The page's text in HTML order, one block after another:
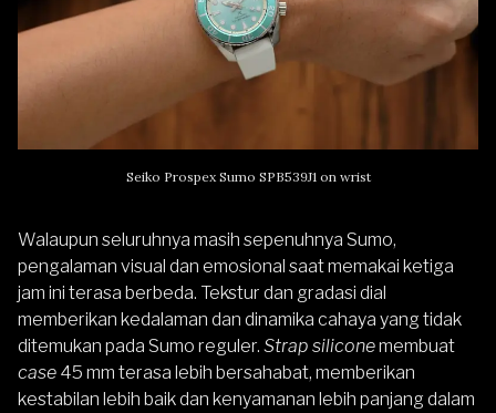
Seiko Prospex Sumo SPB539J1 on wrist
Walaupun seluruhnya masih sepenuhnya Sumo,
pengalaman visual dan emosional saat memakai ketiga
jam ini terasa berbeda. Tekstur dan gradasi dial
memberikan kedalaman dan dinamika cahaya yang tidak
ditemukan pada Sumo reguler. Strap siliconemembuat
case 45 mm terasa lebih bersahabat, memberikan
kestabilan lebih baik dan kenyamanan lebih panjang dalam